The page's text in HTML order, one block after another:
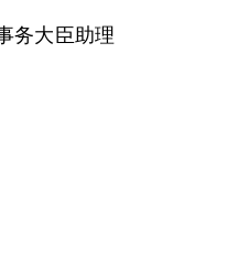
务大臣助理